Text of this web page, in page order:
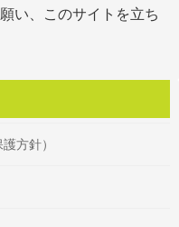
い、このサイトを立ち
方針）